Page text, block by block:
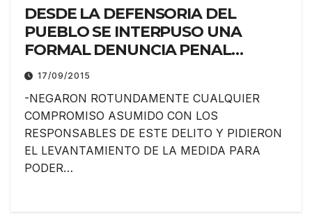
DESDE LA DEFENSORIA DEL
PUEBLO SE INTERPUSO UNA
FORMAL DENUNCIA PENAL
CONTRA LOS “AUTORES
INTELECTUALES Y MATERIALES”
DEL CORTE DE LA RUTA
NACIONAL Nº 95 EN EL JUZGADO
FEDERAL Nº 2
17/09/2015
-NEGARON ROTUNDAMENTE CUALQUIER
COMPROMISO ASUMIDO CON LOS
RESPONSABLES DE ESTE DELITO Y PIDIERON
EL LEVANTAMIENTO DE LA MEDIDA PARA
PODER…